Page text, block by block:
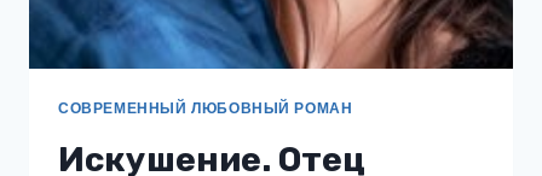
СОВРЕМЕННЫЙ ЛЮБОВНЫЙ РОМАН
Искушение. Отец